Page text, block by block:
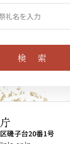
磯子台20番1号